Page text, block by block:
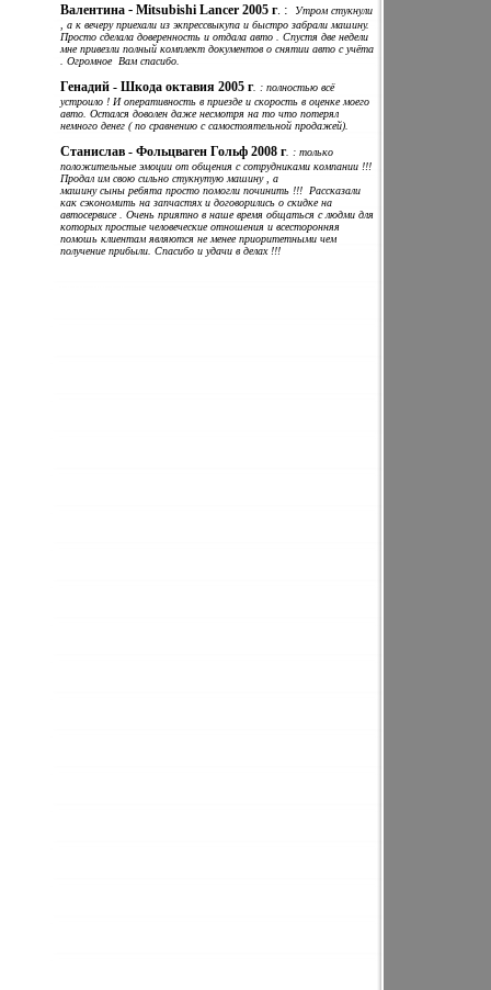
Валентина - Mitsubishi Lancer 2005 г. :
Утром стукнули
, а к вечеру приехали из экпрессвыкупа и быстро забрали машину.
Просто сделала доверенность и отдала авто . Спустя две недели
мне привезли полный комплект документов о снятии авто с учёта
. Огромное Вам спасибо.
Генадий - Шкода октавия 2005 г. : полностью всё
устроило ! И оперативность в приезде и скорость в оценке моего
авто. Остался доволен даже несмотря на то что потерял
немного денег ( по сравнению с самостоятельной продажей).
Станислав - Фольцваген Гольф 2008 г. : только
положительные эмоции от общения с сотрудниками компании !!!
Продал им свою сильно стукнутую машину , а
машину сыны ребята просто помогли починить !!! Рассказали
как сэкономить на запчастях и договорились о скидке на
автосервисе . Очень приятно в наше время общаться с людми для
которых простые человеческие отношения и всесторонняя
помошь клиентам являются не менее приоритетными чем
получение прибыли. Спасибо и удачи в делах !!!